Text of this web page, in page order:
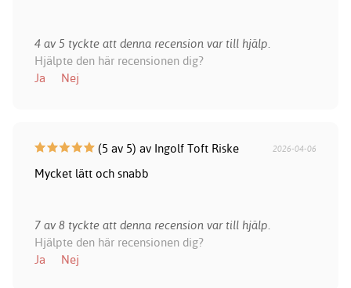
4 av 5 tyckte att denna recension var till hjälp.
Hjälpte den här recensionen dig?
Ja
Nej
(5 av 5) av Ingolf Toft Riske 2026-04-06
Mycket lätt och snabb
7 av 8 tyckte att denna recension var till hjälp.
Hjälpte den här recensionen dig?
Ja
Nej